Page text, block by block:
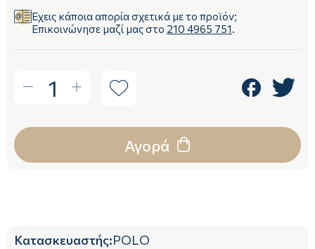
Έχεις κάποια απορία σχετικά με το προϊόν;
Επικοινώνησε μαζί μας στο 210 4965 751.
1
Αγορά
Κατασκευαστής:POLO